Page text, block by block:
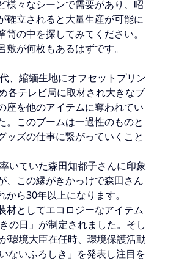
様々なシーンで需要があり、昭
確立されると大量生産が可能に
の中を探してみてください。
が何枚もあるはずです。
、縮緬生地にオフセットプリン
各テレビ局に取材され大きなブ
座を他のアイテムに奪われてい
。このブームは一過性のものと
ッズの仕事に繋がっていくこと
いていた森田知都子さんに印象
、この縁がきかっけで森田さん
ら30年以上になります。
材としてエコロジーなアイテム
の日」が制定されました。そし
環境大臣在任時、環境保護活動
ないふろしき」を発表し注目を